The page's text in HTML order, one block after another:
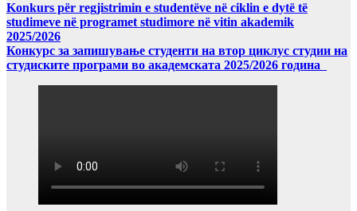
Konkurs për regjistrimin e studentëve në ciklin e dytë të
studimeve në programet studimore në vitin akademik
2025/2026
Конкурс за запишување студенти на втор циклус студии на
студиските програми во академската 2025/2026 година